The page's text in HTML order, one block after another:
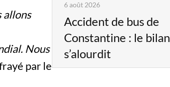
allons
Nous
par le
6 août 2026
Accident de bus de
Constantine : le bilan
s’alourdit